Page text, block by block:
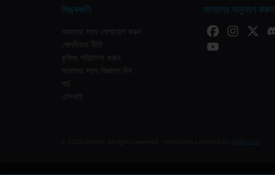
লিঙ্কগুলি
আমাদের সাথে যোগাযোগ করুন
গোপনীয়তা নীতি
কুকিজ পরিচালনা করুন
আমাদের সাথে বিজ্ঞাপন দিন
মার্চ
এপিআই
আমাদের অনুসরণ করুন
ACRCloud